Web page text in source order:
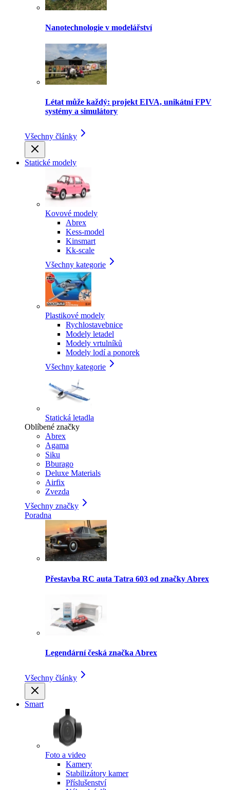
Nanotechnologie v modelářství
Létat může každý: projekt EIVA, unikátní FPV
systémy a simulátory
Všechny články
Statické modely
Kovové modely
Abrex
Kess-model
Kinsmart
Kk-scale
Všechny kategorie
Plastikové modely
Rychlostavebnice
Modely letadel
Modely vrtulníků
Modely lodí a ponorek
Všechny kategorie
Statická letadla
Oblíbené značky
Abrex
Agama
Siku
Bburago
Deluxe Materials
Airfix
Zvezda
Všechny značky
Poradna
Přestavba RC auta Tatra 603 od značky Abrex
Legendární česká značka Abrex
Všechny články
Smart
Foto a video
Kamery
Stabilizátory kamer
Příslušenství